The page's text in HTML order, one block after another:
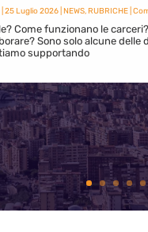
25 Luglio 2026| NEWS,RUBRICHE|
Come funzionano le
Sono solo alcune
supportando